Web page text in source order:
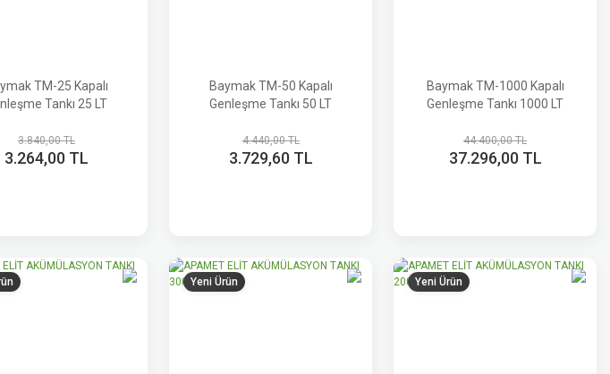
TM-25 Kapalı
Tankı 25 LT
3.840,00 TL
3.264,00 TL
Baymak TM-50 Kapalı
Genleşme Tankı 50 LT
4.440,00 TL
3.729,60 TL
Baymak TM-1000 Kapalı
Genleşme Tankı 1000 LT
44.400,00 TL
37.296,00 TL
Yeni Ürün Yeni Ürün